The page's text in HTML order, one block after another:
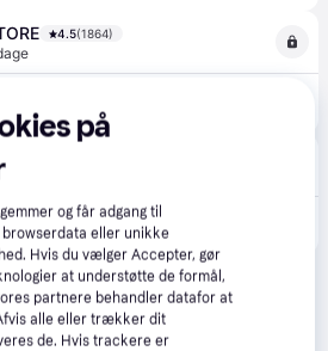
4.5(1864)
med fod | Guld
på
og får adgang til
browserdata eller unikke
Hvis du vælger Accepter, gør
at understøtte de formål,
partnere behandler datafor at
alle eller trækker dit
de. Hvis trackere er